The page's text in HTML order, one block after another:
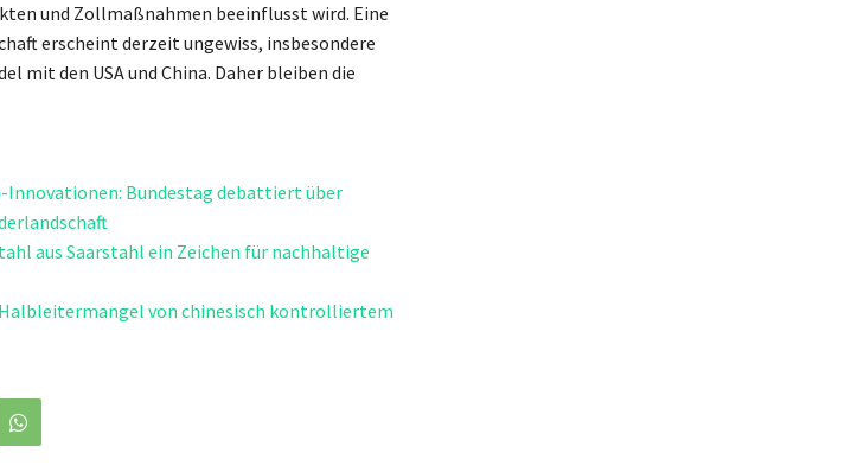
und Zollmaßnahmen beeinflusst wird. Eine
erscheint derzeit ungewiss, insbesondere
mit den USA und China. Daher bleiben die
Bundestag debattiert über
aus Saarstahl ein Zeichen für nachhaltige
von chinesisch kontrolliertem